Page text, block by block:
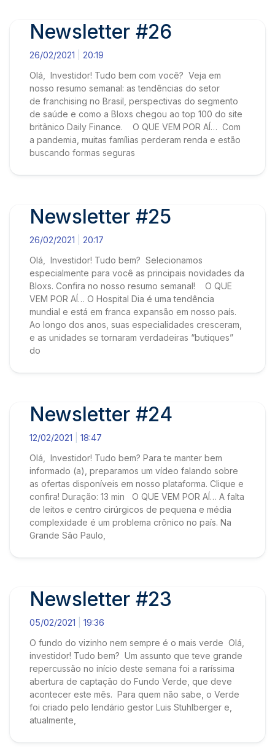
Newsletter #26
26/02/2021
20:19
Olá, Investidor! Tudo bem com você? Veja em
nosso resumo semanal: as tendências do setor
de franchising no Brasil, perspectivas do segmento
de saúde e como a Bloxs chegou ao top 100 do site
britânico Daily Finance. O QUE VEM POR AÍ… Com
a pandemia, muitas famílias perderam renda e estão
buscando formas seguras
Newsletter #25
26/02/2021
20:17
Olá, Investidor! Tudo bem? Selecionamos
especialmente para você as principais novidades da
Bloxs. Confira no nosso resumo semanal! O QUE
VEM POR AÍ… O Hospital Dia é uma tendência
mundial e está em franca expansão em nosso país.
Ao longo dos anos, suas especialidades cresceram,
e as unidades se tornaram verdadeiras “butiques”
do
Newsletter #24
12/02/2021
18:47
Olá, Investidor! Tudo bem? Para te manter bem
informado (a), preparamos um vídeo falando sobre
as ofertas disponíveis em nosso plataforma. Clique e
confira! Duração: 13 min O QUE VEM POR AÍ… A falta
de leitos e centro cirúrgicos de pequena e média
complexidade é um problema crônico no país. Na
Grande São Paulo,
Newsletter #23
05/02/2021
19:36
O fundo do vizinho nem sempre é o mais verde Olá,
investidor! Tudo bem? Um assunto que teve grande
repercussão no início deste semana foi a raríssima
abertura de captação do Fundo Verde, que deve
acontecer este mês. Para quem não sabe, o Verde
foi criado pelo lendário gestor Luis Stuhlberger e,
atualmente,